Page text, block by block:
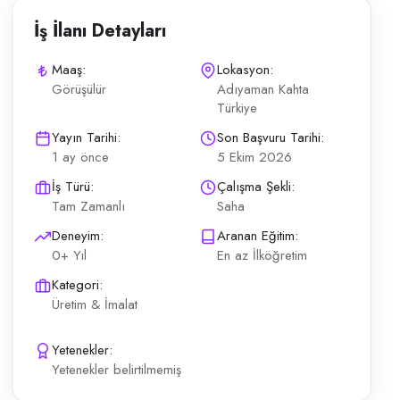
İşletme stilzademoda güvencesi altında; maaşların düzenli
İş İlanı Detayları
Maaş:
Görüşülür
Lokasyon:
Adıyaman Kahta
Türkiye
Yayın Tarihi:
1 ay önce
Son Başvuru Tarihi:
5 Ekim 2026
İş Türü:
Tam Zamanlı
Çalışma Şekli:
Saha
Deneyim:
0+ Yıl
Aranan Eğitim:
En az İlköğretim
Kategori:
Üretim & İmalat
Yetenekler:
Yetenekler belirtilmemiş